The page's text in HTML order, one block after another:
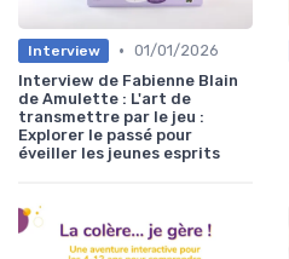
Interview • 01/01/2026
Interview de Fabienne Blain
de Amulette : L'art de
transmettre par le jeu :
Explorer le passé pour
éveiller les jeunes esprits